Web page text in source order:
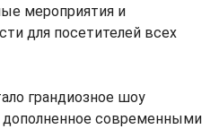
мероприятия и
для посетителей всех
грандиозное шоу
современными